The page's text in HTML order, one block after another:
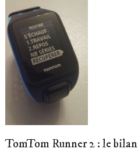
TomTom Runner 2 : le